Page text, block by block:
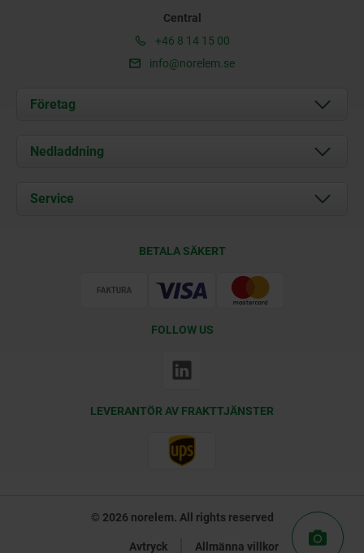
Central
+46 8 14 15 00
info@norelem.se
Företag
Om oss
Kontakt
Nedladdning
Documents
Service
BETALA SÄKERT
FOLLOW US
LEVERANTÖR AV FRAKTTJÄNSTER
© 2026 norelem. All rights reserved
Avtryck Allmänna villkor